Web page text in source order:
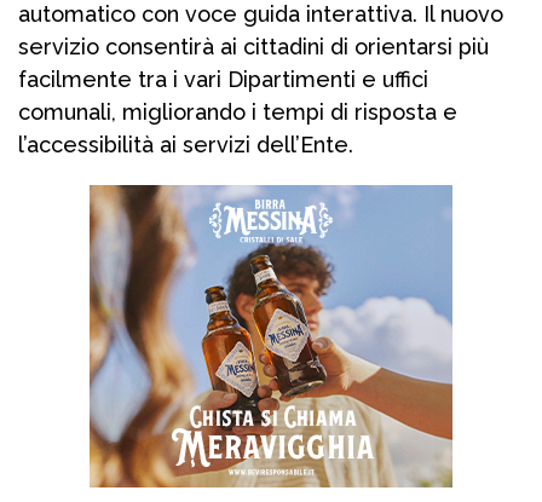
automatico con voce guida interattiva. Il nuovo
servizio consentirà ai cittadini di orientarsi più
facilmente tra i vari Dipartimenti e uffici
comunali, migliorando i tempi di risposta e
l’accessibilità ai servizi dell’Ente.